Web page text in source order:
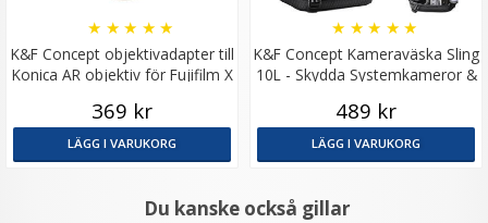
K&F Concept objektivadapter till
Konica AR objektiv för Fujifilm X
★ ★ ★ ★ ★
369 kr
LÄGG I VARUKORG
K&F Concept Kameraväska Sling
10L - Skydda Systemkameror &
★ ★ ★ ★ ★
489 kr
LÄGG I VARUKORG
Du kanske också gillar